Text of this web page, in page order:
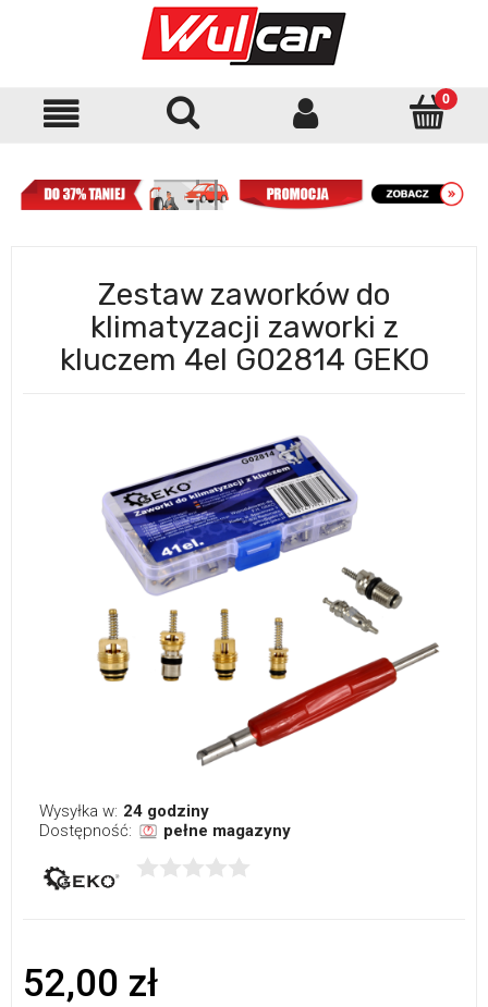
Zestaw zaworków do
klimatyzacji zaworki z
kluczem 4el G02814 GEKO
Wysyłka w: 24 godziny
Dostępność:
pełne magazyny
52,00 zł